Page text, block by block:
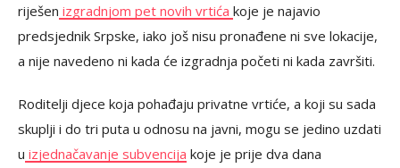
riješen izgradnjom pet novih vrtića koje je najavio
predsjednik Srpske, iako još nisu pronađene ni sve lokacije,
a nije navedeno ni kada će izgradnja početi ni kada završiti.
Roditelji djece koja pohađaju privatne vrtiće, a koji su sada
skuplji i do tri puta u odnosu na javni, mogu se jedino uzdati
u izjednačavanje subvencija koje je prije dva dana